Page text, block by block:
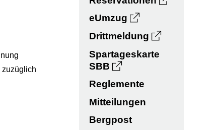
zuzüglich
eUmzug
Drittmeldung
Spartageskarte
SBB
Reglemente
Mitteilungen
Bergpost